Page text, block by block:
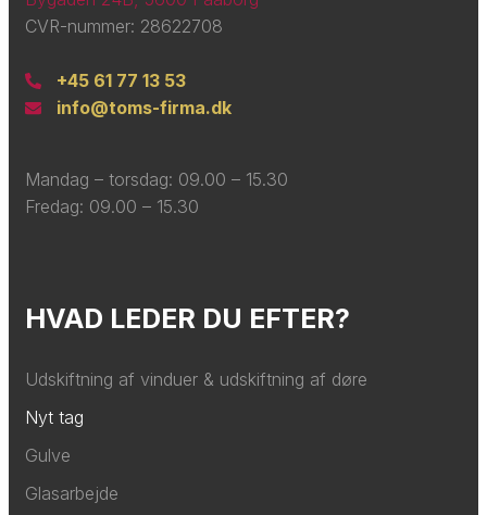
CVR-nummer: 28622708
+45 61 77 13 53
info@toms-firma.dk
Mandag – torsdag: ​09.00 – 15.30
Fredag: ​09.00 – 15.30
HVAD LEDER DU EFTER?
Udskiftning af vinduer & udskiftning af døre
Nyt tag
Gulve
Glasarbejde